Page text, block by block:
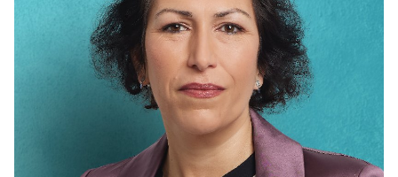
NEWSLETTER ABONNIEREN
BILDER
PROGRAMME
WICHTIGE BESCHLÜSSE DER CDU BRANDENBURG
75 JAHRE CDU BRANDENBURG
PRESSE